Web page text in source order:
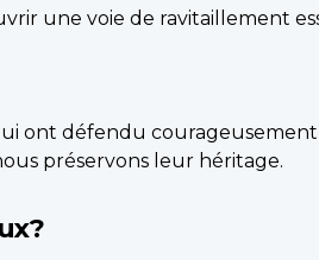
une voie de ravitaillement
ont défendu
préservons leur héritage.